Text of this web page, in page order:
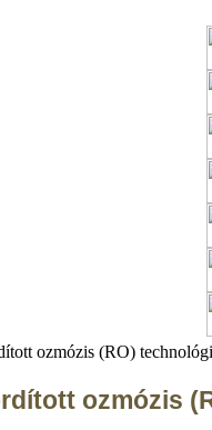
ozmózis (RO)
ozmózis